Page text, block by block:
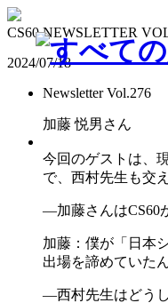
CS60 NEWSLETTER
2024/07/18
Newsletter Vol.276
加藤 悦男さん
今回のゲストは、
で、西村先生も交
―加藤さんはCS60
加藤：僕が「日本
出場を諦めていた
―西村先生はどう